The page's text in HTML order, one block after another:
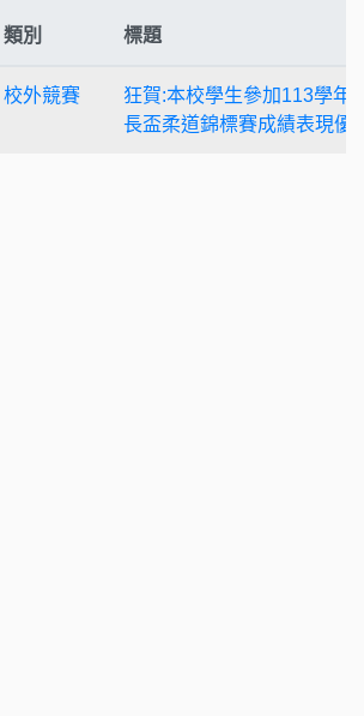
類別 標題
校外競賽
狂賀:本校學生參加113學年
長盃柔道錦標賽成績表現優